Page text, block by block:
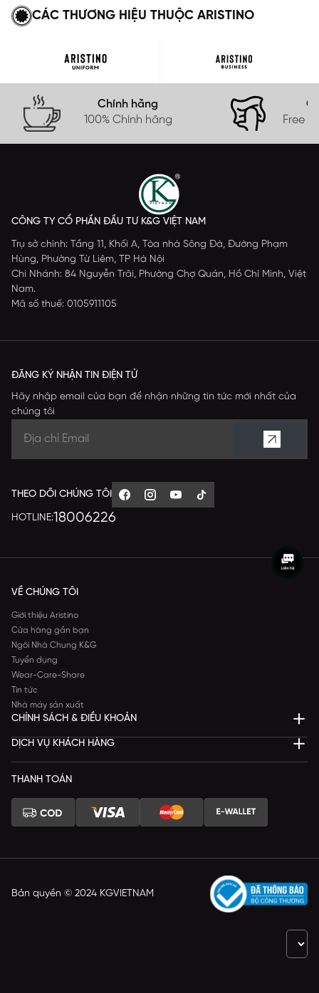
CÁC THƯƠNG HIỆU THUỘC ARISTINO
Chính hãng
100% Chính hãng
Free
CÔNG TY CỔ PHẦN ĐẦU TƯ K&G VIỆT NAM
Trụ sở chính: Tầng 11, Khối A, Tòa nhà Sông Đà, Đường Phạm
Hùng, Phường Từ Liêm, TP Hà Nội
Chi Nhánh: 84 Nguyễn Trãi, Phường Chợ Quán, Hồ Chí Minh, Việt
Nam.
Mã số thuế: 0105911105
ĐĂNG KÝ NHẬN TIN ĐIỆN TỬ
Hãy nhập email của bạn để nhận những tin tức mới nhất của
chúng tôi
THEO DÕI CHÚNG TÔI
HOTLINE:18006226
VỀ CHÚNG TÔI
Giới thiệu Aristino
Cửa hàng gần bạn
Ngôi Nhà Chung K&G
Tuyển dụng
Wear-Care-Share
Tin tức
Nhà máy sản xuất
CHÍNH SÁCH & ĐIỀU KHOẢN
DỊCH VỤ KHÁCH HÀNG
THANH TOÁN
Bản quyền © 2024 KGVIETNAM